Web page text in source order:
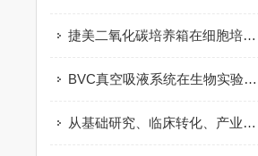
捷美二氧化碳培养箱在细胞培养中的重要性
BVC真空吸液系统在生物实验中的应用
从基础研究、临床转化、产业体系漫谈干细胞发展